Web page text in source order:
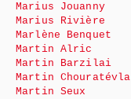
Marius Jouanny
Marius Rivière
Marlène Benquet
Martin Alric
Martin Barzilai
Martin Chouratévla
Martin Seux